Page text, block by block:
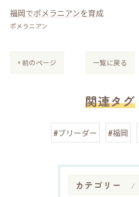
福岡でポメラニアンを育成
ポメラニアン
< 前のページ 一覧に戻る
関連タグ
#ブリーダー #福岡
カテゴリー